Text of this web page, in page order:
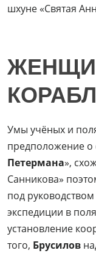
шхуне «Святая
Умы учёных и
предположение о
Петермана»,
Санникова»
под
экспедиции в
установление
того, Брусилов